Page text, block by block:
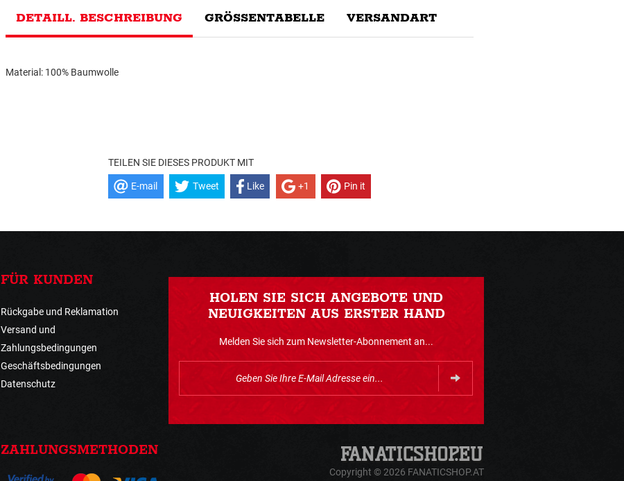
DETAILL. BESCHREIBUNG GRÖSSENTABELLE VERSANDART
Material: 100% Baumwolle
TEILEN SIE DIESES PRODUKT MIT
E-mail Tweet Like +1 Pin it
FÜR KUNDEN
Rückgabe und Reklamation
Versand und
Zahlungsbedingungen
Geschäftsbedingungen
Datenschutz
ZAHLUNGSMETHODEN
HOLEN SIE SICH ANGEBOTE UND
NEUIGKEITEN AUS ERSTER HAND
Melden Sie sich zum Newsletter-Abonnement an...
Copyright © 2026 FANATICSHOP.AT